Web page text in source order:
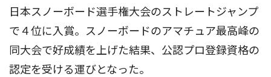
日本スノーボード選手権大会のストレートジャンプ
で４位に入賞。スノーボードのアマチュア最高峰の
同大会で好成績を上げた結果、公認プロ登録資格の
認定を受ける運びとなった。